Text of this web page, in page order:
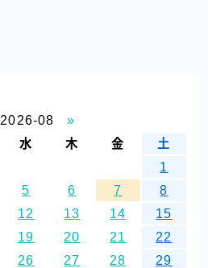
2026-08
»
水 木 金
土
1
5 6 7
8
12 13 14
15
19 20 21
22
26 27 28
29